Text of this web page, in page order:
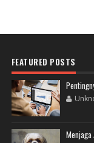
FEATURED POSTS